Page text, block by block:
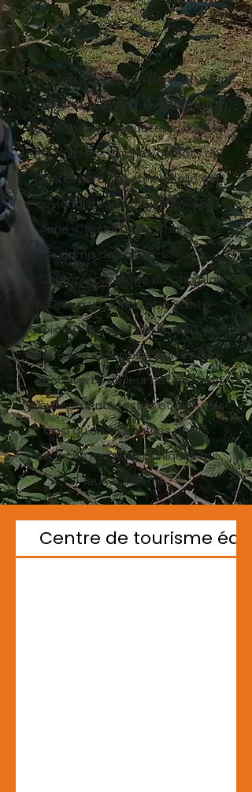
Connaissez-vous le lien entre la
Saône-et-Loire et d'Artagnan ?
Le célèbre mousquetaire, dont le
vrai nom est Charles de Bats de
Castelmore, y a connu celle qui
deviendra son épouse en 1659,
Anne-Charlotte de Chanlecy,
dame de Sainte-Croix.
À Champlecy, village du Charolais
où elle a vu le jour, et à Sainte-
Croix-en-Bresse elle a vécu, est
décédée et repose, partez à la
découverte de leur histoire lors
d'évènements festifs et culturels
ainsi qu'en visitant les petits
espaces muséographiques qui
leur est dédié.​
Centre de tourisme